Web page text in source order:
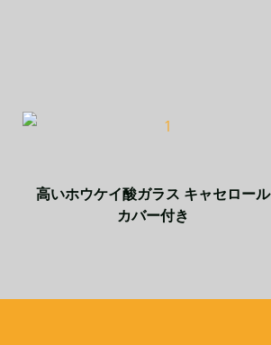
高いホウケイ酸ガラス キャセロール
カバー付き